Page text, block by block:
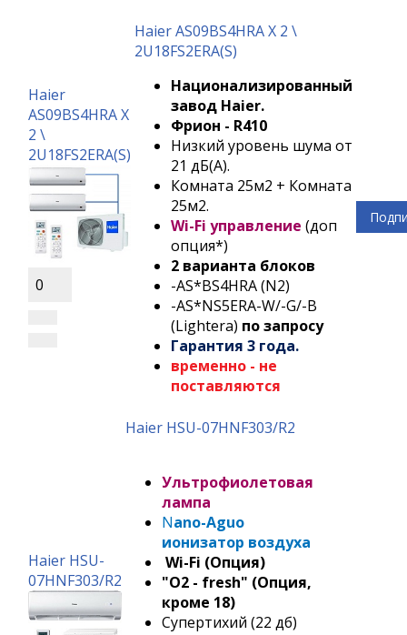
Haier
AS09BS4HRA Х
2 \
2U18FS2ERA(S)
0
Haier AS09BS4HRA Х 2 \
2U18FS2ERA(S)
Национализированный
завод Haier.
Фрион - R410
Низкий уровень шума от
21 дБ(А).
Комната 25м2 + Комната
25м2.
Wi-Fi управление (доп
опция*)
2 варианта блоков
-AS*BS4HRA (N2)
-AS*NS5ERA-W/-G/-B
(Lightera) по запросу
Гарантия 3 года.
временно - не
поставляются
Haier HSU-
07HNF303/R2
Haier HSU-07HNF303/R2
Ультрофиолетовая
лампа
Nano-Aguo
ионизатор воздуха
Wi-Fi (Опция)
"О2 - fresh" (Опция,
кроме 18)
Супертихий (22 дб)